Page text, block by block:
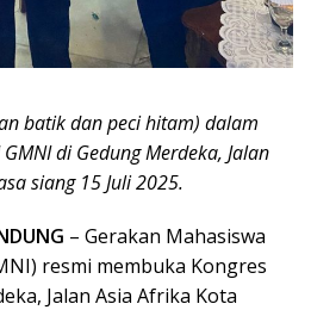
batik dan peci hitam) dalam
di Gedung Merdeka, Jalan
siang 15 Juli 2025.
– Gerakan Mahasiswa
resmi membuka Kongres
Jalan Asia Afrika Kota